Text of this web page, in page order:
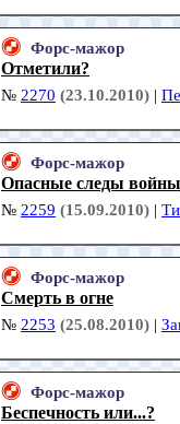
Форс-мажор
Отметили?
№ 2270 (23.10.2010) |
Форс-мажор
Опасные следы войны
№ 2259 (15.09.2010) |
Форс-мажор
Смерть в огне
№ 2253 (25.08.2010) |
Форс-мажор
Беспечность или...?